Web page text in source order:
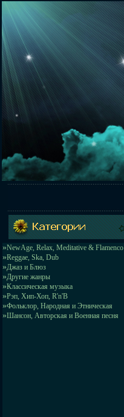
»NewAge, Relax, Meditative & Flamenco
»Reggae, Ska, Dub
»Джаз и Блюз
»Другие жанры
»Классическая музыка
»Рэп, Хип-Хоп, R'n'B
»Фольклор, Народная и Этническая
»Шансон, Авторская и Военная песня